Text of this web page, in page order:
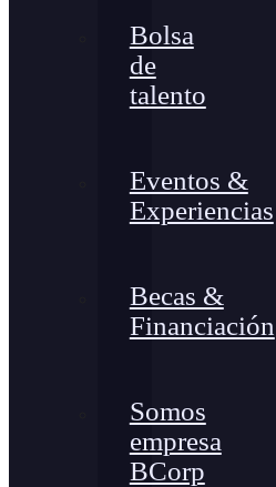
Bolsa
de
talento
Eventos &
Experiencias
Becas &
Financiación
Somos
empresa
BCorp